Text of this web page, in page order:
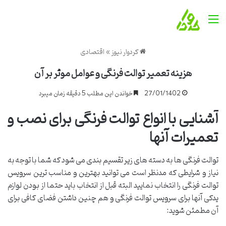
منو
کردوار نیوز»اقتصادی
هزینه تعمیر توالت فرنگی و عوامل موثر بر آن
27/01/1402 خواندن این مطلب 5 دقیقه زمان میبرد
آشنایی با انواع توالت فرنگی برای نصب و
تعمیرات آنها
توالت فرنگی ها به دسته های زیر تقسیم بندی می شود که شما با توجه به
نیاز و شرایطی که مدنظر است می توانید بهترین و مناسب ترین سرویس
توالت فرنگی را انتخاب نمایید البته قبل از انتخاب باید حتما از بودن لوازم
یدکی آنها برای سرویس توالت فرنگی و هم چنین داشتن فضای کافی برای
آن مطمئن شوید: